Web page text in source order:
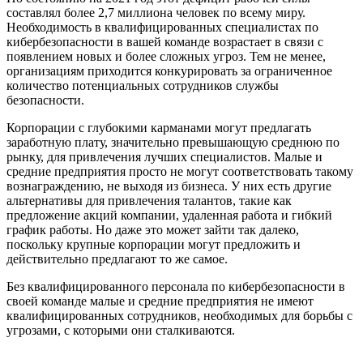
составлял более 2,7 миллиона человек по всему миру.
Необходимость в квалифицированных специалистах по
кибербезопасности в вашей команде возрастает в связи с
появлением новых и более сложных угроз. Тем не менее,
организациям приходится конкурировать за ограниченное
количество потенциальных сотрудников службы
безопасности.
Корпорации с глубокими карманами могут предлагать
заработную плату, значительно превышающую среднюю по
рынку, для привлечения лучших специалистов. Малые и
средние предприятия просто не могут соответствовать такому
вознаграждению, не выходя из бизнеса. У них есть другие
альтернативы для привлечения талантов, такие как
предложение акций компании, удаленная работа и гибкий
график работы. Но даже это может зайти так далеко,
поскольку крупные корпорации могут предложить и
действительно предлагают то же самое.
Без квалифицированного персонала по кибербезопасности в
своей команде малые и средние предприятия не имеют
квалифицированных сотрудников, необходимых для борьбы с
угрозами, с которыми они сталкиваются.